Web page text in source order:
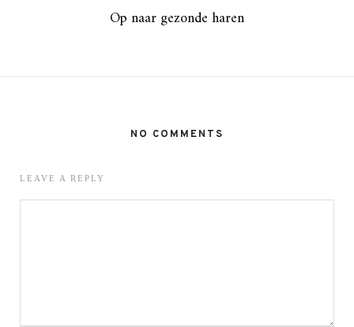
Op naar gezonde haren
NO COMMENTS
LEAVE A REPLY